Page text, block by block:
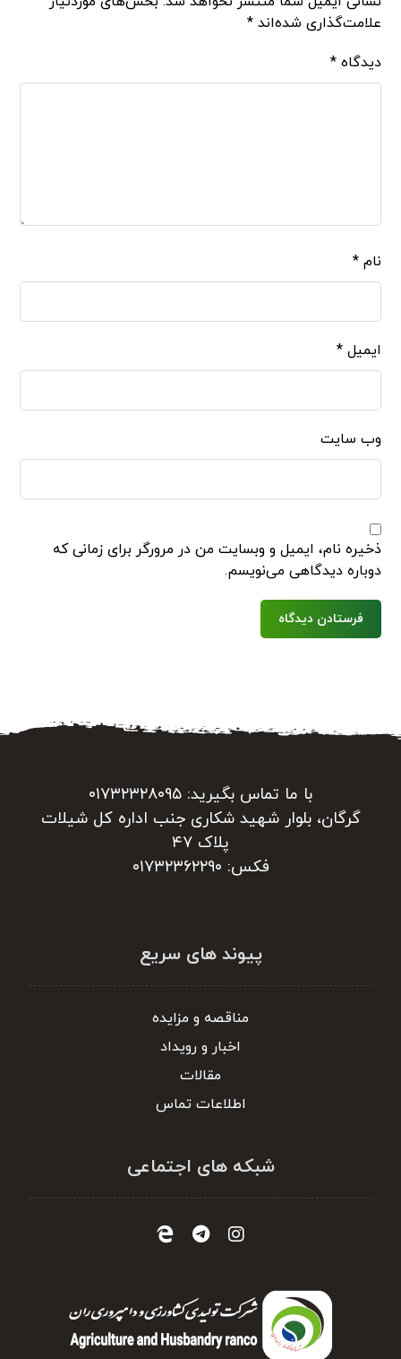
علامت‌گذاری شده‌اند*
دیدگاه*
نام*
ایمیل*
وب‌ سایت
ذخیره نام، ایمیل و وبسایت من در مرورگر برای زمانی که
دوباره دیدگاهی می‌نویسم.
فرستادن دیدگاه
با ما تماس بگیرید: ۰۱۷۳۲۳۲۸۰۹۵
گرگان، بلوار شهید شکاری جنب اداره کل شیلات
پلاک ۴۷
فکس: ۰۱۷۳۲۳۶۲۲۹۰
پیوند های سریع
مناقصه و مزایده
اخبار و رویداد
مقالات
اطلاعات تماس
شبکه های اجتماعی